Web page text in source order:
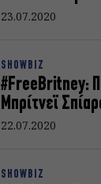
23.07.2020
SHOWBIZ
#FreeBritney:
Μπρίτνεϊ
22.07.2020
SHOWBIZ